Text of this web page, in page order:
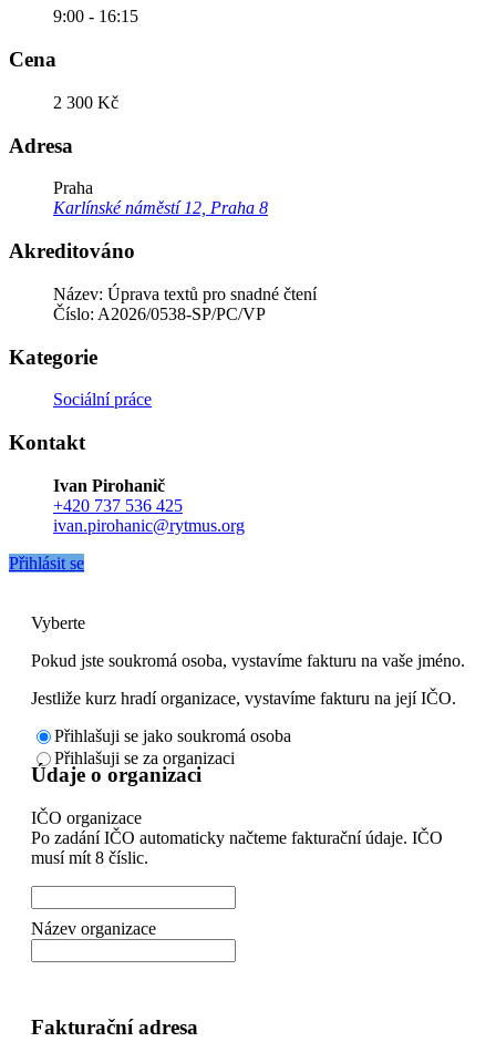
9:00 - 16:15
Cena
2 300 Kč
Adresa
Praha
Karlínské náměstí 12, Praha 8
Akreditováno
Název: Úprava textů pro snadné čtení
Číslo: A2026/0538-SP/PC/VP
Kategorie
Sociální práce
Kontakt
Ivan Pirohanič
+420 737 536 425
ivan.pirohanic@rytmus.org
Přihlásit se
Vyberte
Pokud jste soukromá osoba, vystavíme fakturu na vaše jméno.
Jestliže kurz hradí organizace, vystavíme fakturu na její IČO.
Přihlašuji se jako soukromá osoba
Přihlašuji se za organizaci
Údaje o organizaci
IČO organizace
Po zadání IČO automaticky načteme fakturační údaje. IČO
musí mít 8 číslic.
Název organizace
Fakturační adresa